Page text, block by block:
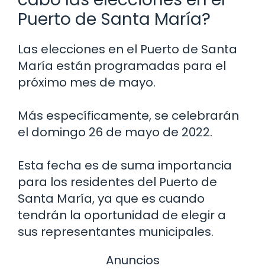
Puerto de Santa María?
Las elecciones en el Puerto de Santa
María están programadas para el
próximo mes de mayo.
Más específicamente, se celebrarán
el domingo 26 de mayo de 2022.
Esta fecha es de suma importancia
para los residentes del Puerto de
Santa María, ya que es cuando
tendrán la oportunidad de elegir a
sus representantes municipales.
Anuncios